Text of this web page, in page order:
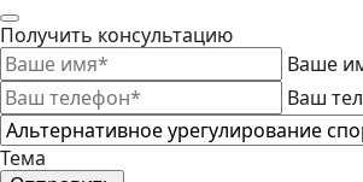
Получить консультацию
Ваше
Ваш
Тема